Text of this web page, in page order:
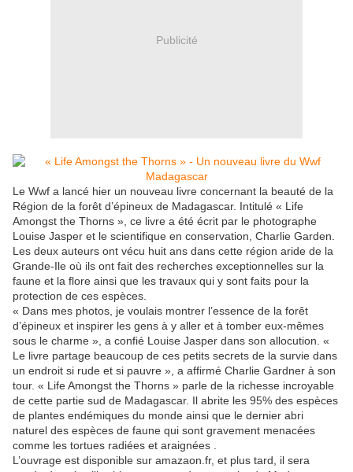
Publicité
Le Wwf a lancé hier un nouveau livre concernant la beauté de la
Région de la forêt d’épineux de Madagascar. Intitulé « Life
Amongst the Thorns », ce livre a été écrit par le photographe
Louise Jasper et le scientifique en conservation, Charlie Garden.
Les deux auteurs ont vécu huit ans dans cette région aride de la
Grande-Ile où ils ont fait des recherches exceptionnelles sur la
faune et la flore ainsi que les travaux qui y sont faits pour la
protection de ces espèces.
« Dans mes photos, je voulais montrer l’essence de la forêt
d’épineux et inspirer les gens à y aller et à tomber eux-mêmes
sous le charme », a confié Louise Jasper dans son allocution. «
Le livre partage beaucoup de ces petits secrets de la survie dans
un endroit si rude et si pauvre », a affirmé Charlie Gardner à son
tour. « Life Amongst the Thorns » parle de la richesse incroyable
de cette partie sud de Madagascar. Il abrite les 95% des espèces
de plantes endémiques du monde ainsi que le dernier abri
naturel des espèces de faune qui sont gravement menacées
comme les tortues radiées et araignées .
L’ouvrage est disponible sur amazaon.fr, et plus tard, il sera